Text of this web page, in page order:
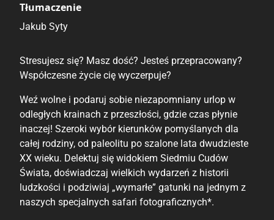
Tłumaczenie
Jakub Syty
Stresujesz się? Masz dość? Jesteś przepracowany?
Współczesne życie cię wyczerpuje?
Weź wolne i podaruj sobie niezapomniany urlop w
odległych krainach z przeszłości, gdzie czas płynie
inaczej! Szeroki wybór kierunków pomyślanych dla
całej rodziny, od paleolitu po szalone lata dwudzieste
XX wieku. Delektuj się widokiem Siedmiu Cudów
Świata, doświadczaj wielkich wydarzeń z historii
ludzkości i podziwiaj „wymarłe” gatunki na jednym z
naszych specjalnych safari fotograficznych*.